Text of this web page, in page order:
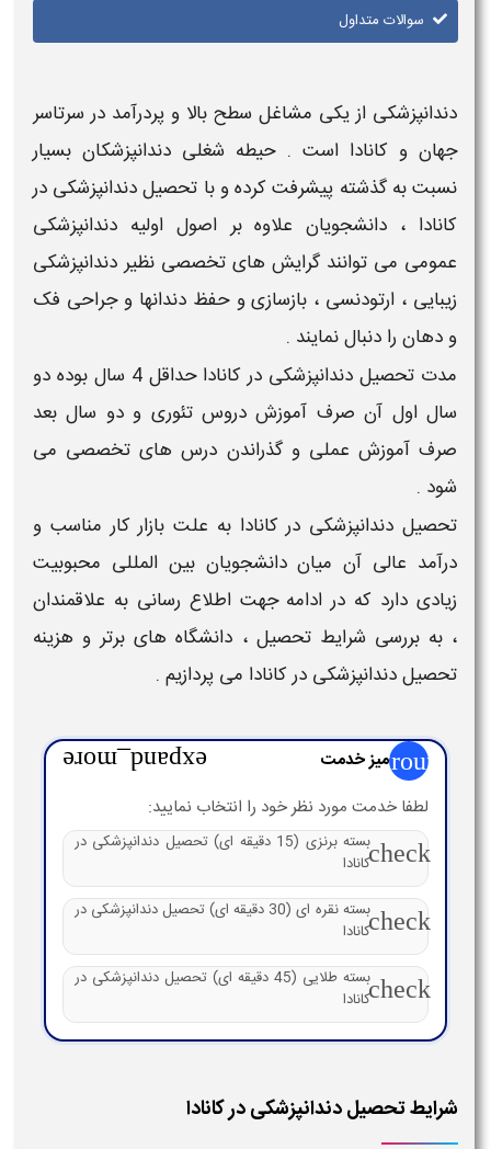
سوالات متداول
دندانپزشکی از یکی مشاغل سطح بالا و پردرآمد در سرتاسر
جهان و کانادا است . حیطه شغلی دندانپزشکان بسیار
نسبت به گذشته پیشرفت کرده و با تحصیل دندانپزشکی در
کانادا ، دانشجویان علاوه بر اصول اولیه دندانپزشکی
عمومی می توانند گرایش های تخصصی نظیر دندانپزشکی
زیبایی ، ارتودنسی ، بازسازی و حفظ دندانها و جراحی فک
و دهان را دنبال نمایند .
مدت تحصیل دندانپزشکی در کانادا
حداقل 4 سال بوده دو
سال اول آن صرف آموزش دروس تئوری و دو سال بعد
صرف آموزش عملی و گذراندن درس های تخصصی می
شود .
تحصیل دندانپزشکی در کانادابه علت بازار کار مناسب و
درآمد عالی آن میان دانشجویان بین المللی محبوبیت
زیادی دارد که در ادامه جهت اطلاع رسانی به علاقمندان
، به بررسی شرایط تحصیل ، دانشگاه های برترو هزینه
تحصیل دندانپزشکی در کانادا می پردازیم .
groupمیز خدمت expand_more
لطفا خدمت مورد نظر خود را انتخاب نمایید:
check
بسته برنزی (15 دقیقه ای) تحصیل دندانپزشکی در
کانادا
check
بسته نقره ای (30 دقیقه ای) تحصیل دندانپزشکی در
کانادا
check
بسته طلایی (45 دقیقه ای) تحصیل دندانپزشکی در
کانادا
شرایط تحصیل دندانپزشکی در کانادا